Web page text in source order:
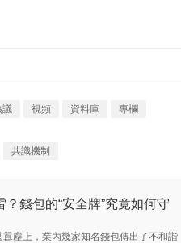
議 視頻 資料庫
專欄
共識機制
錢包的“安全牌”究竟如何守
塵上，業內幾家知名錢包傳出了不和諧